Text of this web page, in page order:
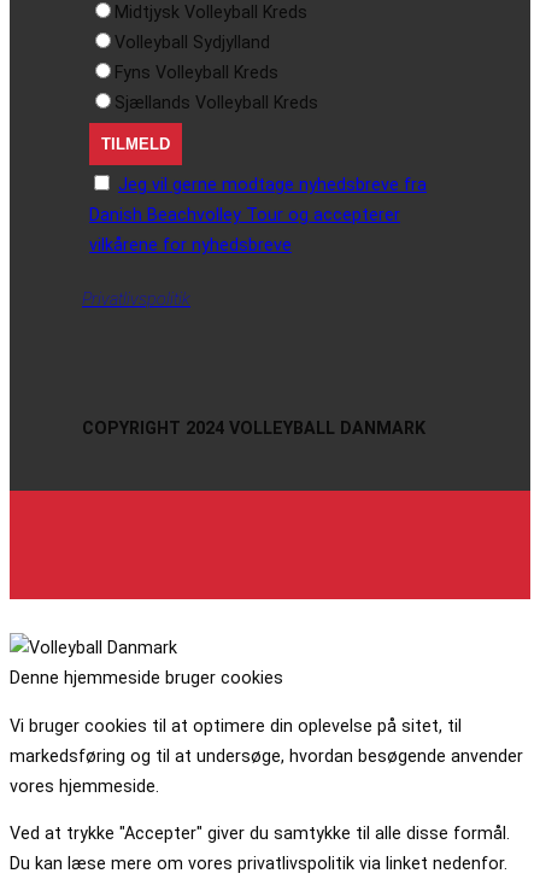
Midtjysk Volleyball Kreds
Volleyball Sydjylland
Fyns Volleyball Kreds
Sjællands Volleyball Kreds
Jeg vil gerne modtage nyhedsbreve fra
Danish Beachvolley Tour og accepterer
vilkårene for nyhedsbreve
Privatlivspolitik
COPYRIGHT 2024 VOLLEYBALL DANMARK
Denne hjemmeside bruger cookies
Vi bruger cookies til at optimere din oplevelse på sitet, til
markedsføring og til at undersøge, hvordan besøgende anvender
vores hjemmeside.
Ved at trykke "Accepter" giver du samtykke til alle disse formål.
Du kan læse mere om vores privatlivspolitik via linket nedenfor.